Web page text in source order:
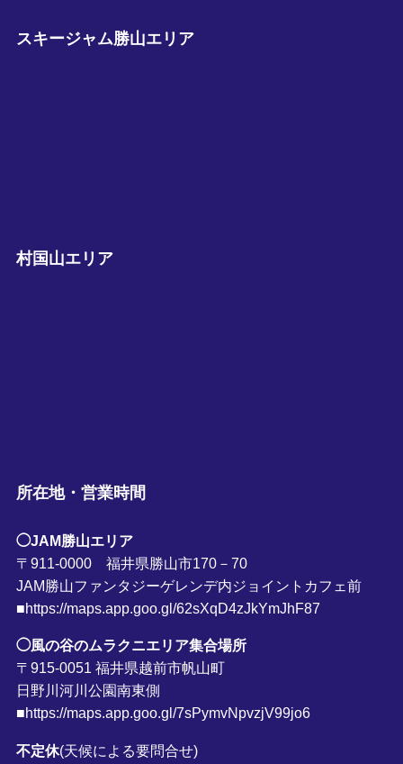
スキージャム勝山エリア
村国山エリア
所在地・営業時間
◯JAM勝山エリア
〒911-0000 福井県勝山市170－70
JAM勝山ファンタジーゲレンデ内ジョイントカフェ前
■https://maps.app.goo.gl/62sXqD4zJkYmJhF87
◯風の谷のムラクニエリア集合場所
〒915-0051 福井県越前市帆山町
日野川河川公園南東側
■https://maps.app.goo.gl/7sPymvNpvzjV99jo6
不定休(天候による要問合せ)